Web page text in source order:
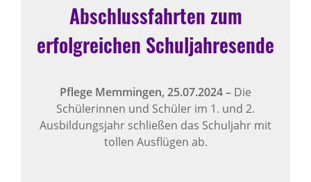
Abschlussfahrten zum
erfolgreichen Schuljahresende
Pflege Memmingen, 25.07.2024– Die
Schülerinnen und Schüler im 1. und 2.
Ausbildungsjahr schließen das Schuljahr mit
tollen Ausflügen ab.